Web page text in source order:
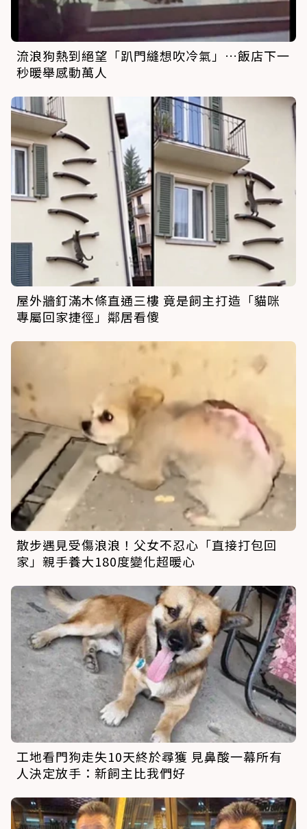
流浪狗熱到絕望「趴門縫想吹冷氣」…飯店下一
秒暖舉感動萬人
屋外牆釘滿木條直通三樓 竟是飼主打造「貓咪
專屬回家捷徑」鄰居看傻
散步遇見受傷浪浪！父女不忍心「直接打包回
家」親手養大180度變化超暖心
工地看門狗走失10天終於尋獲 見鼻酸一幕所有
人決定放手：新飼主比我們好